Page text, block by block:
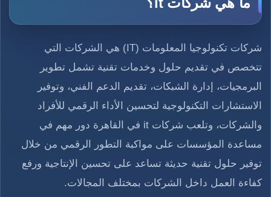
شركات تكنولوجيا المعلومات (IT) هي الشركات التي
تتخصص في تقديم حلول وخدمات تقنية تشمل تطوير
البرمجيات، إدارة الشبكات، تقديم الدعم الفني، وتوفير
الاستشارات التكنولوجية لتحسين الأداء الرقمي للأفراد
والشركات، وتلعب شركات it في القاهرة دور مهم في
مساعدة المؤسسات على مواكبة التطور الرقمي من خلال
توفير حلول تقنية حديثة تساعد على تحسين الإنتاجية ورفع
كفاءة العمل داخل الشركات بمختلف المجالات.